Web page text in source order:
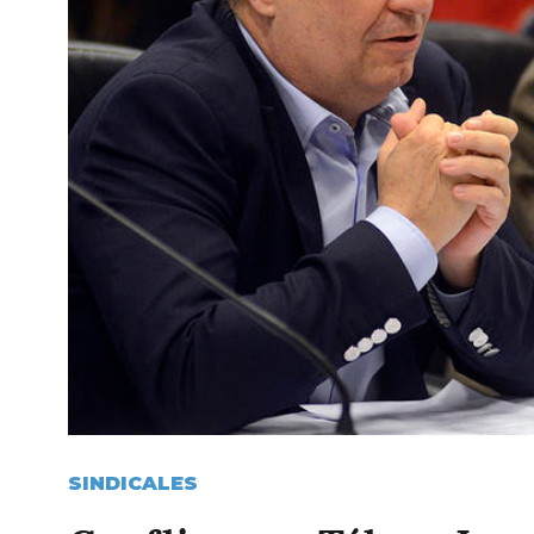
SINDICALES